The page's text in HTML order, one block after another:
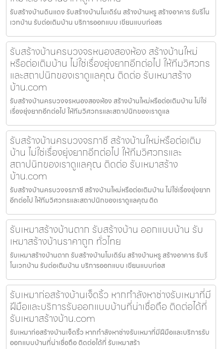
รับสร้างบ้านดินแดง รับสร้างบ้านโมเดิร์น สร้างบ้านหรู สร้างอาคาร รับรีโน
เวทบ้าน รับต่อเติมบ้าน บริการออกแบบ เขียนแบบก่อสร
รับสร้างบ้านครบวงจรหนองสองห้อง สร้างบ้านใหม่
หรือต่อเติมบ้าน ไม่ใช่เรื่องยุ่งยากอีกต่อไป ให้ทีมวิศวกร
และสถาปนิกของเราดูแลคุณ ติดต่อ รับเหมาสร้าง
บ้าน.com
รับสร้างบ้านครบวงจรหนองสองห้อง สร้างบ้านใหม่หรือต่อเติมบ้าน ไม่ใช่
เรื่องยุ่งยากอีกต่อไป ให้ทีมวิศวกรและสถาปนิกของเราดูแล
รับสร้างบ้านครบวงจรภาชี สร้างบ้านใหม่หรือต่อเติม
บ้าน ไม่ใช่เรื่องยุ่งยากอีกต่อไป ให้ทีมวิศวกรและ
สถาปนิกของเราดูแลคุณ ติดต่อ รับเหมาสร้าง
บ้าน.com
รับสร้างบ้านครบวงจรภาชี สร้างบ้านใหม่หรือต่อเติมบ้าน ไม่ใช่เรื่องยุ่งยาก
อีกต่อไป ให้ทีมวิศวกรและสถาปนิกของเราดูแลคุณ ติด
รับเหมาสร้างบ้านตาก รับสร้างบ้าน ออกแบบบ้าน รับ
เหมาสร้างบ้านราคาถูก ทั่วไทย
รับเหมาสร้างบ้านตาก รับสร้างบ้านโมเดิร์น สร้างบ้านหรู สร้างอาคาร รับรี
โนเวทบ้าน รับต่อเติมบ้าน บริการออกแบบ เขียนแบบก่อส
รับเหมาก่อสร้างบ้านเจ็ดริ้ว หากกำลังหาช่างรับเหมาที่มี
ฝีมือและบริการรับออกแบบบ้านที่น่าเชื่อถือ ติดต่อได้ที่
รับเหมาสร้างบ้าน.com
รับเหมาก่อสร้างบ้านเจ็ดริ้ว หากกำลังหาช่างรับเหมาที่มีฝีมือและบริการรับ
ออกแบบบ้านที่น่าเชื่อถือ ติดต่อได้ที่ รับเหมาสร้า